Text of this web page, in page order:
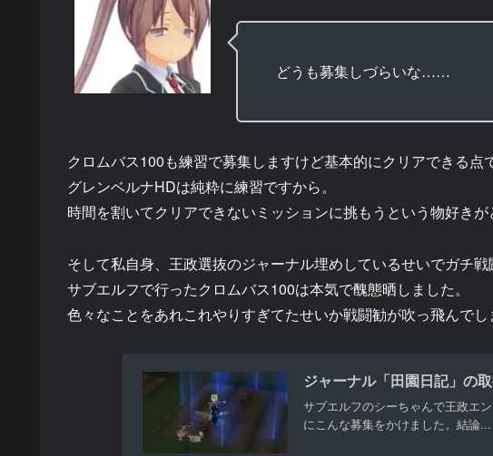
どうも募集しづらいな……
クロムバス100も練習で募集しますけど基本的にクリアできる点
グレンベルナHDは純粋に練習ですから。
時間を割いてクリアできないミッションに挑もうという物好きが
そして私自身、王政選抜のジャーナル埋めしているせいでガチ戦
サブエルフで行ったクロムバス100は本気で醜態晒しました。
色々なことをあれこれやりすぎてたせいか戦闘勧が吹っ飛んでし
ジャーナル「田園日記」の
サブエルフのシーちゃんで王政エ
にこんな募集をかけました。結論...